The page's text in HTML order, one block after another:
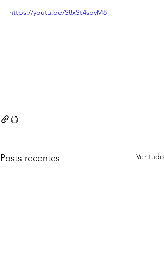
https://youtu.be/S8xSt4spyM8
Posts recentes Ver tudo